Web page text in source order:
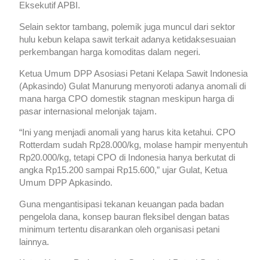
Eksekutif APBI.
Selain sektor tambang, polemik juga muncul dari sektor
hulu kebun kelapa sawit terkait adanya ketidaksesuaian
perkembangan harga komoditas dalam negeri.
Ketua Umum DPP Asosiasi Petani Kelapa Sawit Indonesia
(Apkasindo) Gulat Manurung menyoroti adanya anomali di
mana harga CPO domestik stagnan meskipun harga di
pasar internasional melonjak tajam.
“Ini yang menjadi anomali yang harus kita ketahui. CPO
Rotterdam sudah Rp28.000/kg, molase hampir menyentuh
Rp20.000/kg, tetapi CPO di Indonesia hanya berkutat di
angka Rp15.200 sampai Rp15.600,” ujar Gulat, Ketua
Umum DPP Apkasindo.
Guna mengantisipasi tekanan keuangan pada badan
pengelola dana, konsep bauran fleksibel dengan batas
minimum tertentu disarankan oleh organisasi petani
lainnya.